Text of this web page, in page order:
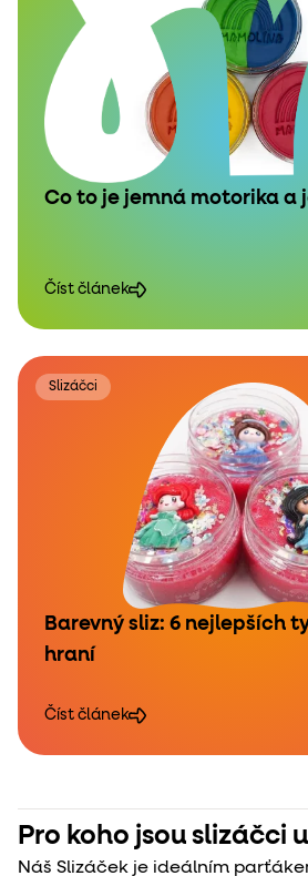
Co to je jemná motorika a
Číst článek
Slizáčci
Barevný sliz: 6 nejlepších
hraní
Číst článek
Pro koho jsou slizáčci
Náš Slizáček je ideálním